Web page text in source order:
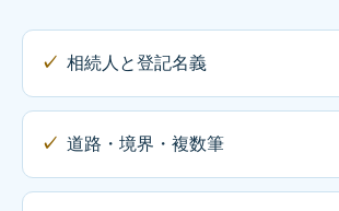
相続人と登記名義
道路・境界・複数筆